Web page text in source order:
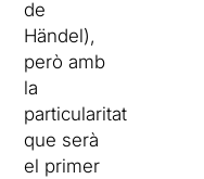
de
Händel),
però amb
la
particularitat
que serà
el primer